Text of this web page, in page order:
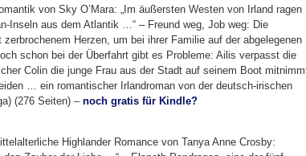
von Sky O’Mara: „Im äußersten Westen von Irland ragen
Inseln aus dem Atlantik …“ – Freund weg, Job weg: Die
Herzen, um bei ihrer Familie auf der abgelegenen
schon bei der Überfahrt gibt es Probleme: Ailis verpasst die
Colin die junge Frau aus der Stadt auf seinem Boot
… ein romantischer Irlandroman von der deutsch-irischen
(276 Seiten) – noch gratis für Kindle?
Highlander Romance von Tanya Anne Crosby: